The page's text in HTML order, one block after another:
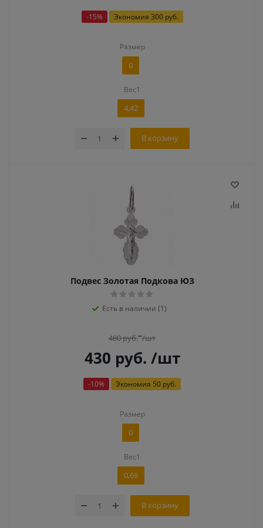
-15% Экономия 300 руб.
Размер
0
Вес1
4,42
В корзину
Подвес Золотая Подкова ЮЗ
Есть в наличии (1)
480руб. /шт
430 руб. /шт
-10% Экономия 50 руб.
Размер
0
Вес1
0,69
В корзину